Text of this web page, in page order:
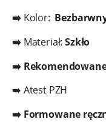
➡️ Kolor:
➡️ Materiał:Szkło
➡️
➡️ Atest PZH
➡️ Formowane